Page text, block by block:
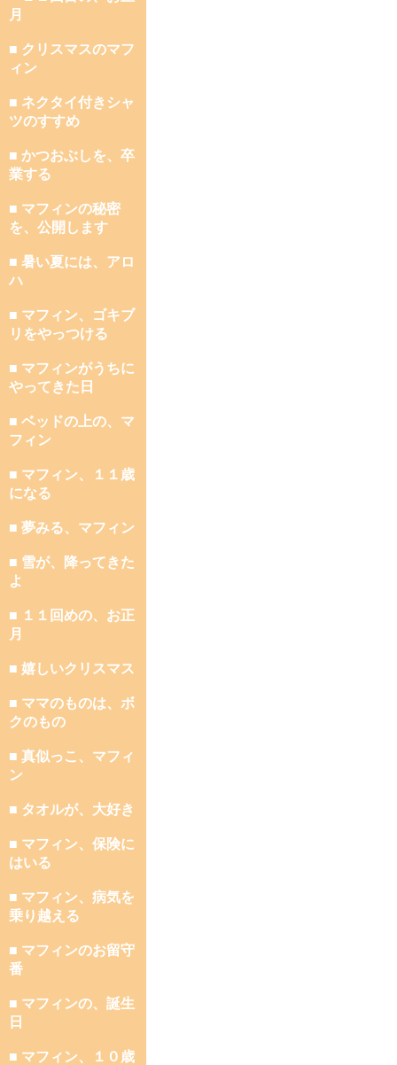
月
■ クリスマスのマフ
ィン
■ ネクタイ付きシャ
ツのすすめ
■ かつおぶしを、卒
業する
■ マフィンの秘密
を、公開します
■ 暑い夏には、アロ
ハ
■ マフィン、ゴキブ
リをやっつける
■ マフィンがうちに
やってきた日
■ ベッドの上の、マ
フィン
■ マフィン、１１歳
になる
■ 夢みる、マフィン
■ 雪が、降ってきた
よ
■ １１回めの、お正
月
■ 嬉しいクリスマス
■ ママのものは、ボ
クのもの
■ 真似っこ、マフィ
ン
■ タオルが、大好き
■ マフィン、保険に
はいる
■ マフィン、病気を
乗り越える
■ マフィンのお留守
番
■ マフィンの、誕生
日
■ マフィン、１０歳